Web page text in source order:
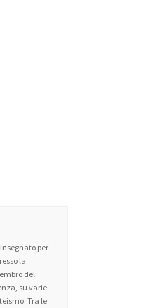
per
la
del
su varie
Tra le